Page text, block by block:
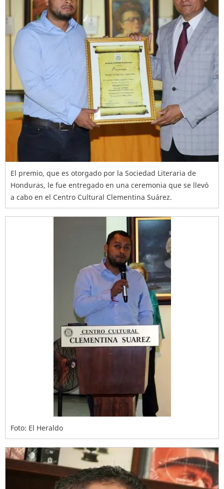
El premio, que es otorgado por la Sociedad Literaria de
Honduras, le fue entregado en una ceremonia que se llevó
a cabo en el Centro Cultural Clementina Suárez.
Foto: El Heraldo